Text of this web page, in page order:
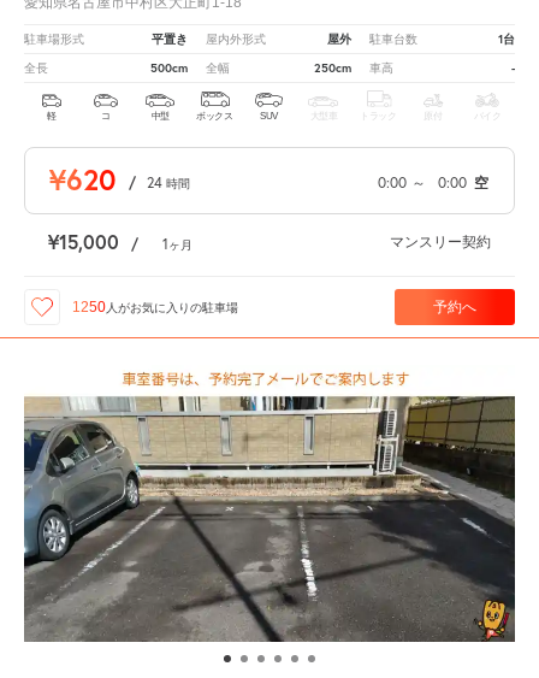
駐車場形式 平置き 屋内外形式 屋外 駐車台数 1台
全長 500cm 全幅 250cm 車高 -
軽 コ 中型 ボックス SUV 大型車 トラック 原付 バイク
¥620 / 24 時間 0:00 ～ 0:00 空
¥15,000 / 1ヶ月 マンスリー契約
1250 人がお気に入りの駐車場 予約へ